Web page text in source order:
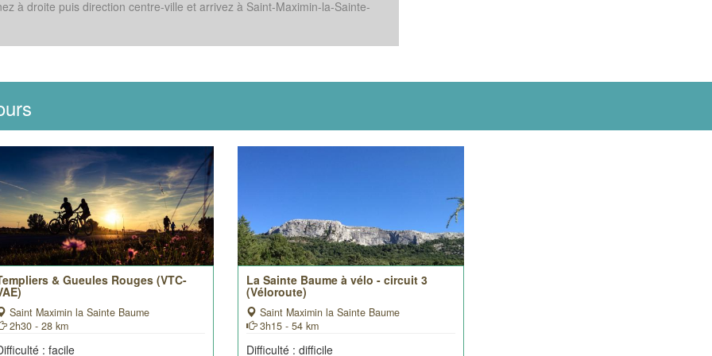
à droite puis direction centre-ville et arrivez à Saint-Maximin-la-Sainte-
& Gueules Rouges (VTC-
Saint Maximin la Sainte Baume
2h30 - 28 km
: facile
La Sainte Baume à vélo - circuit 3
(Véloroute)
Saint Maximin la Sainte Baume
3h15 - 54 km
Difficulté : difficile